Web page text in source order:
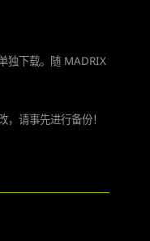
独下载。随 MADRIX
请事先进行备份！